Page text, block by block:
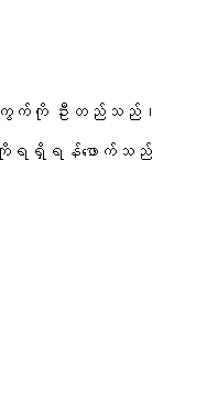
က်ကို ဦးတည်သည်၊
ရရှိရန်ဖောက်သည်